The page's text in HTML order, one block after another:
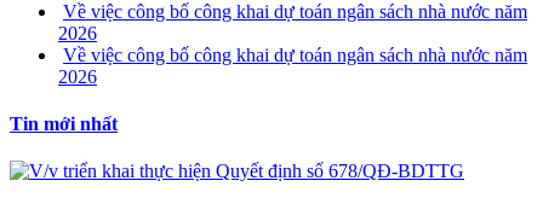
Về việc công bố công khai dự toán ngân sách nhà nước năm
2026
Về việc công bố công khai dự toán ngân sách nhà nước năm
2026
Tin mới nhất